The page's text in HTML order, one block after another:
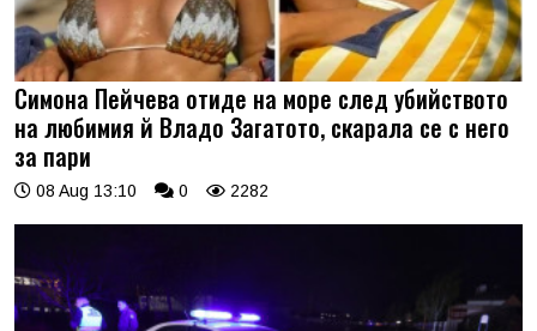
Симона Пейчева отиде на море след убийството
на любимия й Владо Загатото, скарала се с него
за пари
08 Aug 13:10 0 2282